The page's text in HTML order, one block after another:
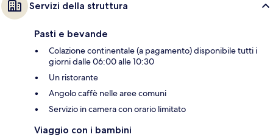
Servizi della struttura
Pasti e bevande
Colazione continentale (a pagamento) disponibile tutti i
giorni dalle 06:00 alle 10:30
Un ristorante
Angolo caffè nelle aree comuni
Servizio in camera con orario limitato
Viaggio con i bambini